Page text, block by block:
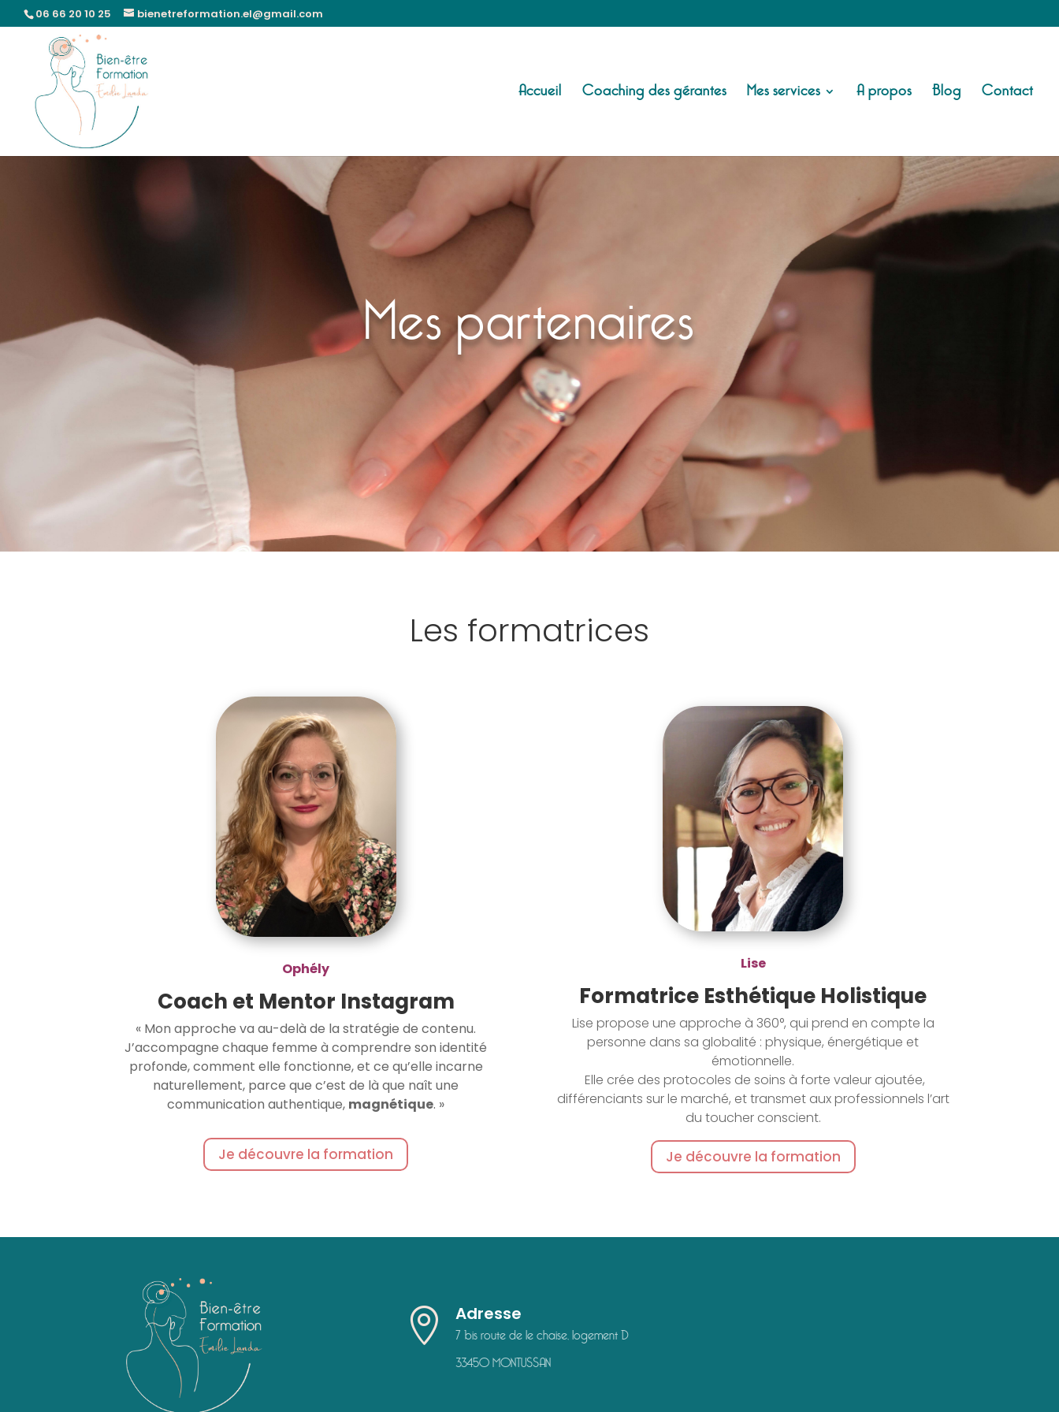
06 66 20 10 25 bienetreformation.el@gmail.com
Accueil Coaching des gérantes Mes services A propos Blog Contact
Mes partenaires
Les formatrices
Ophély
Coach et Mentor Instagram
« Mon approche va au-delà de la stratégie de contenu.
J’accompagne chaque femme à comprendre son identité
profonde, comment elle fonctionne, et ce qu’elle incarne
naturellement, parce que c’est de là que naît une
communication authentique, magnétique. »
Je découvre la formation
Lise
Formatrice Esthétique Holistique
Lise propose une approche à 360°, qui prend en compte la
personne dans sa globalité : physique, énergétique et
émotionnelle.
Elle crée des protocoles de soins à forte valeur ajoutée,
différenciants sur le marché, et transmet aux professionnels l’art
du toucher conscient.
Je découvre la formation
 Adresse
7 bis route de le chaise, logement D
33450 MONTUSSAN